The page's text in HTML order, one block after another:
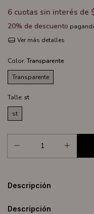
6 cuotas sin interés de
20% de descuento
Ver más detalles
Color: Transparente
Transparente
Talle: st
st
Descripción
Descripción